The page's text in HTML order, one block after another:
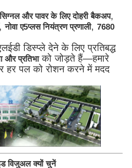
सिग्नल और पावर के लिए दोहरी बैकअप,
नोवा ए5प्लस नियंत्रण प्रणाली,7680
डिस्प्ले देने के लिए प्रतिबद्ध
और प्रतिभाको जोड़ते हैं—हमारे
हर पल को रोशन करने में मदद
विजुअल क्यों चुनें